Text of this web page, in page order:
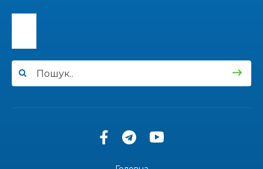
13:33
30 лип
«Дві музи» у Рівному: свято краси, мистецтва